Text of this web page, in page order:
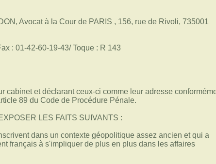
Avocat à la Cour de PARIS , 156, rue de Rivoli, 735001
: 01-42-60-19-43/ Toque : R 143
cabinet et déclarant ceux-ci comme leur adresse
89 du Code de Procédure Pénale.
LES FAITS SUIVANTS :
dans un contexte géopolitique assez ancien et qui a
français à s'impliquer de plus en plus dans les affaires